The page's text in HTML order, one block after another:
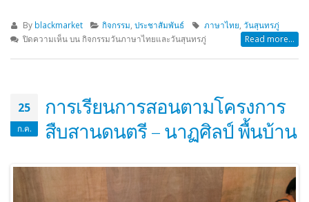
By blackmarket กิจกรรม ,ประชาสัมพันธ์ ภาษาไทย ,วันสุนทรภู่
ปิดความเห็นบน กิจกรรมวันภาษาไทยและวันสุนทรภู่ Read more...
25
ก.ค.
การเรียนการสอนตามโครงการ
สืบสานดนตรี – นาฏศิลป์ พื้นบ้าน